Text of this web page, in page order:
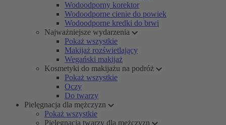
Wodoodporny korektor
Wodoodporne cienie do powiek
Wodoodporne kredki do brwi
Najważniejsze wydarzenia
Pokaż wszystkie
Makijaż rozświetlający
Wegański makijaż
Kosmetyki do makijażu na podróż
Pokaż wszystkie
Oczy
Do twarzy
Pielęgnacja dla mężczyzn
Pokaż wszystkie
Pielęgnacja twarzy dla mężczyzn